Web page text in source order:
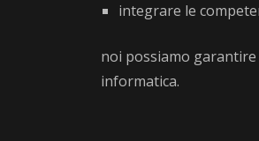
integrare le
noi possiamo
informatica.